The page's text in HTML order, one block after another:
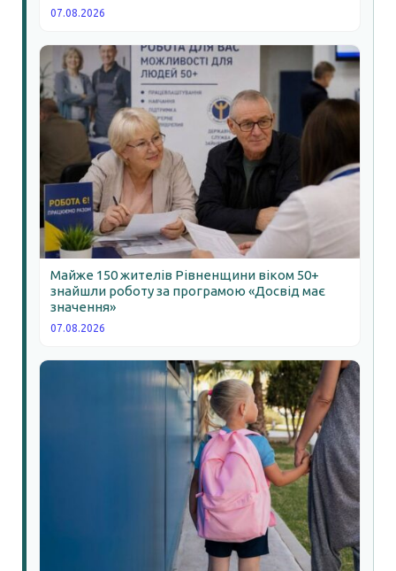
07.08.2026
Майже 150 жителів Рівненщини віком 50+
знайшли роботу за програмою «Досвід має
значення»
07.08.2026